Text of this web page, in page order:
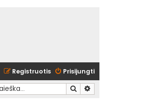
Prisijungti
Registruotis
Ieškoti